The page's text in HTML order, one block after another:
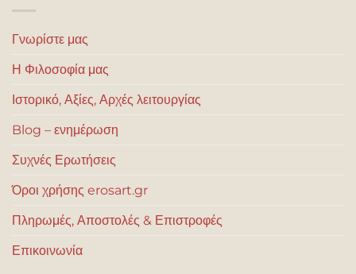
Γνωρίστε μας
Η Φιλοσοφία μας
Ιστορικό, Αξίες, Αρχές λειτουργίας
Blog – ενημέρωση
Συχνές Ερωτήσεις
Όροι χρήσης erosart.gr
Πληρωμές, Αποστολές & Επιστροφές
Επικοινωνία